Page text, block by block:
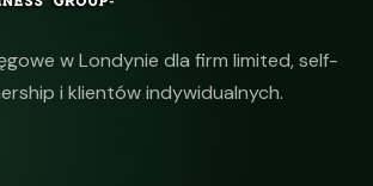
w Londynie dla firm limited, self-
i klientów indywidualnych.